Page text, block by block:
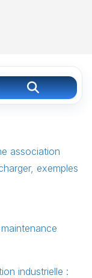
association
exemples
industrielle :